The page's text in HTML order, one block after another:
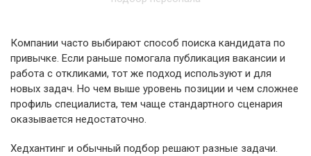
Компании часто выбирают способ поиска кандидата по
привычке. Если раньше помогала публикация вакансии и
работа с откликами, тот же подход используют и для
новых задач. Но чем выше уровень позиции и чем сложнее
профиль специалиста, тем чаще стандартного сценария
оказывается недостаточно.
Хедхантинг и обычный подбор решают разные задачи.